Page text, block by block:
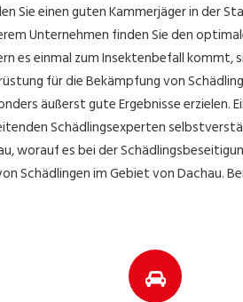
Sie einen guten Kammerjäger in der
Unternehmen finden Sie den
es einmal zum Insektenbefall
für die Bekämpfung von
äußerst gute Ergebnisse erzielen.
Schädlingsexperten
worauf es bei der
Schädlingen im Gebiet von Dachau.